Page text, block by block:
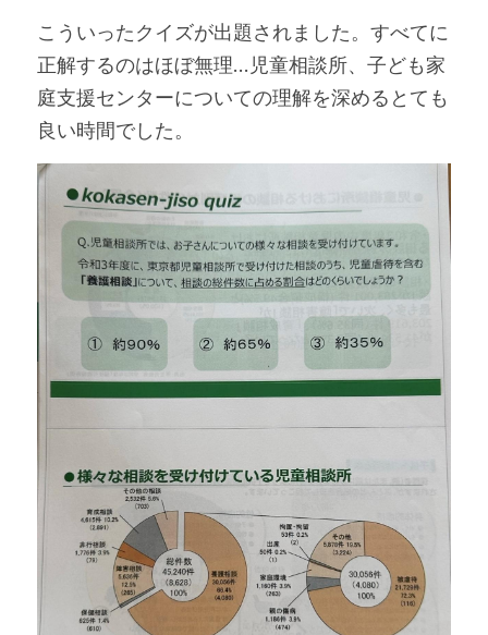
こういったクイズが出題されました。すべてに
正解するのはほぼ無理…児童相談所、子ども家
庭支援センターについての理解を深めるとても
良い時間でした。